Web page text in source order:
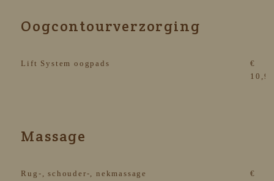
Oogcontourverzorging
Lift System oogpads
€
Massage
Rug-, schouder-, nekmassage
€